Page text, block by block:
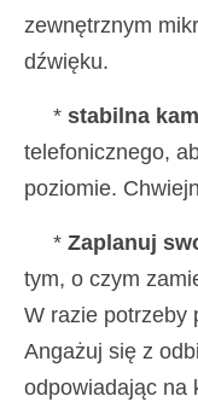
zewnętrznym
dźwięku.
* stabilna
telefonicznego,
poziomie.
* Zaplanuj
tym, o czym
W razie potrzeby
Angażuj się z
odpowiadając na